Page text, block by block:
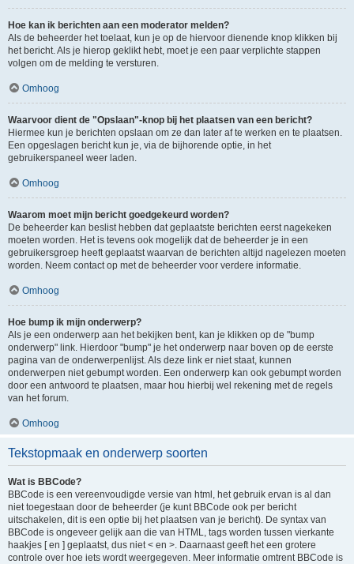
Hoe kan ik berichten aan een moderator melden?
Als de beheerder het toelaat, kun je op de hiervoor dienende knop klikken bij
het bericht. Als je hierop geklikt hebt, moet je een paar verplichte stappen
volgen om de melding te versturen.
Omhoog
Waarvoor dient de "Opslaan"-knop bij het plaatsen van een bericht?
Hiermee kun je berichten opslaan om ze dan later af te werken en te plaatsen.
Een opgeslagen bericht kun je, via de bijhorende optie, in het
gebruikerspaneel weer laden.
Omhoog
Waarom moet mijn bericht goedgekeurd worden?
De beheerder kan beslist hebben dat geplaatste berichten eerst nagekeken
moeten worden. Het is tevens ook mogelijk dat de beheerder je in een
gebruikersgroep heeft geplaatst waarvan de berichten altijd nagelezen moeten
worden. Neem contact op met de beheerder voor verdere informatie.
Omhoog
Hoe bump ik mijn onderwerp?
Als je een onderwerp aan het bekijken bent, kan je klikken op de "bump
onderwerp" link. Hierdoor "bump" je het onderwerp naar boven op de eerste
pagina van de onderwerpenlijst. Als deze link er niet staat, kunnen
onderwerpen niet gebumpt worden. Een onderwerp kan ook gebumpt worden
door een antwoord te plaatsen, maar hou hierbij wel rekening met de regels
van het forum.
Omhoog
Tekstopmaak en onderwerp soorten
Wat is BBCode?
BBCode is een vereenvoudigde versie van html, het gebruik ervan is al dan
niet toegestaan door de beheerder (je kunt BBCode ook per bericht
uitschakelen, dit is een optie bij het plaatsen van je bericht). De syntax van
BBCode is ongeveer gelijk aan die van HTML, tags worden tussen vierkante
haakjes [ en ] geplaatst, dus niet < en >. Daarnaast geeft het een grotere
controle over hoe iets wordt weergegeven. Meer informatie omtrent BBCode is